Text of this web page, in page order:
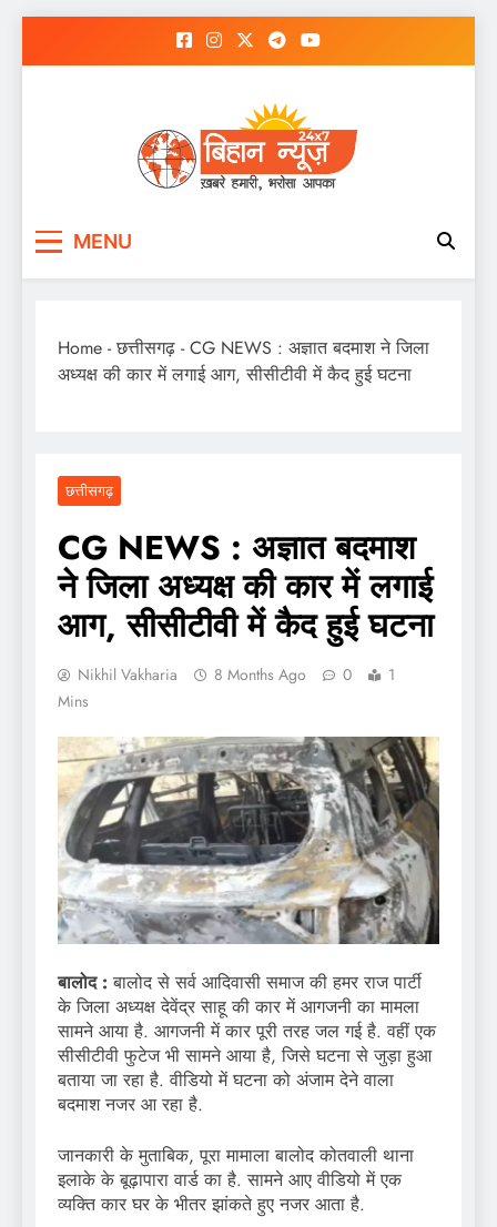
MENU
Home -छत्तीसगढ़ -CG NEWS : अज्ञात बदमाश ने जिला
अध्यक्ष की कार में लगाई आग, सीसीटीवी में कैद हुई घटना
छत्तीसगढ़
CG NEWS : अज्ञात बदमाश
ने जिला अध्यक्ष की कार में लगाई
आग, सीसीटीवी में कैद हुई घटना
Nikhil Vakharia 8 Months Ago 0
1
Mins
बालोद : बालोद से सर्व आदिवासी समाज की हमर राज पार्टी
के जिला अध्यक्ष देवेंद्र साहू की कार में आगजनी का मामला
सामने आया है. आगजनी में कार पूरी तरह जल गई है. वहीं एक
सीसीटीवी फुटेज भी सामने आया है, जिसे घटना से जुड़ा हुआ
बताया जा रहा है. वीडियो में घटना को अंजाम देने वाला
बदमाश नजर आ रहा है.
जानकारी के मुताबिक, पूरा मामाला बालोद कोतवाली थाना
इलाके के बूढ़ापारा वार्ड का है. सामने आए वीडियो में एक
व्यक्ति कार घर के भीतर झांकते हुए नजर आता है.